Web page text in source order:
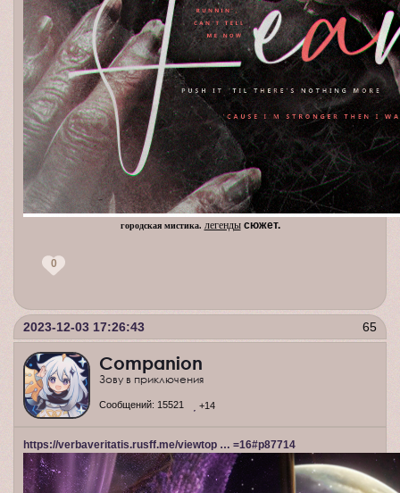
городская мистика. легенды сюжет.
0
65
2023-12-03 17:26:43
Companion
Зову в приключения
Сообщений: 15521 +14
https://verbaveritatis.rusff.me/viewtop … =16#p87714